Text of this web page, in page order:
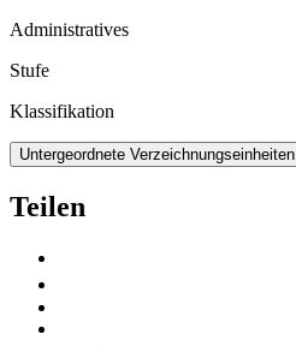
Administratives
Stufe
Klassifikation
Untergeordnete Verzeichnungseinheiten
Teilen